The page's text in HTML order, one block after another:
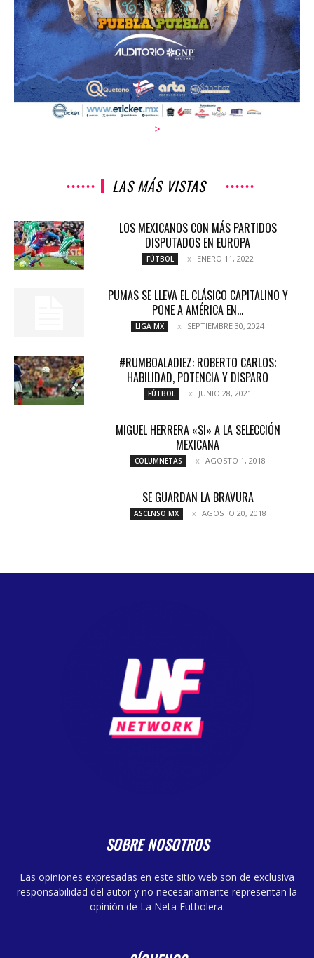
>
LAS MÁS VISTAS
LOS MEXICANOS CON MÁS PARTIDOS
DISPUTADOS EN EUROPA
FÚTBOL ENERO 11, 2022
PUMAS SE LLEVA EL CLÁSICO CAPITALINO Y
PONE A AMÉRICA EN...
LIGA MX SEPTIEMBRE 30, 2024
#RUMBOALADIEZ: ROBERTO CARLOS;
HABILIDAD, POTENCIA Y DISPARO
FÚTBOL JUNIO 28, 2021
MIGUEL HERRERA «SI» A LA SELECCIÓN
MEXICANA
COLUMNETAS AGOSTO 1, 2018
SE GUARDAN LA BRAVURA
ASCENSO MX AGOSTO 20, 2018
SOBRE NOSOTROS
Las opiniones expresadas en este sitio web son de exclusiva
responsabilidad del autor y no necesariamente representan la
opinión de La Neta Futbolera.